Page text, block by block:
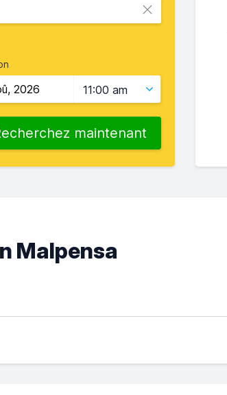
11:00 am
maintenant
Malpensa